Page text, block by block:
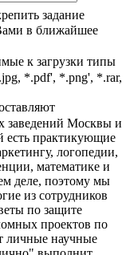
задание
в ближайшее
к загрузки типы
*.pdf', *.png', *.rar,
заведений Москвы и
есть практикующие
логопедии,
математике и
деле, поэтому мы
из сотрудников
по защите
проектов по
личные научные